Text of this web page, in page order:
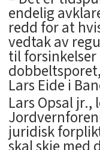
endelig
redd for at
vedtak av
til
Lars Eide i
Lars Opsal jr.,
juridisk